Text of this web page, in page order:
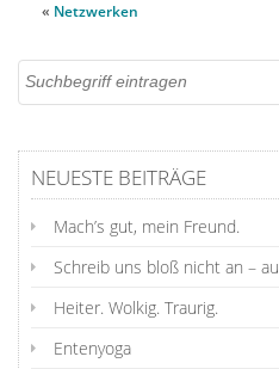
« Netzwerken
NEUESTE BEITRÄGE
Mach’s gut, mein Freund.
Schreib uns bloß nicht an –
Heiter. Wolkig. Traurig.
Entenyoga